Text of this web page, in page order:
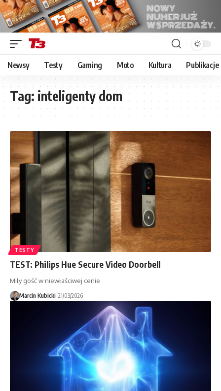
Newsy Testy Gaming Moto Kultura Publikacje
Tag: inteligenty dom
TESTY
TEST: Philips Hue Secure Video Doorbell
Miły gość w niewłaściwej cenie
Marcin Kubicki 21/03/2026